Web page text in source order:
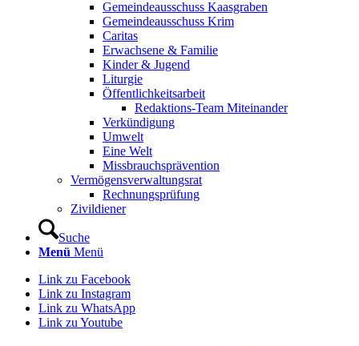
Gemeindeausschuss Kaasgraben
Gemeindeausschuss Krim
Caritas
Erwachsene & Familie
Kinder & Jugend
Liturgie
Öffentlichkeitsarbeit
Redaktions-Team Miteinander
Verkündigung
Umwelt
Eine Welt
Missbrauchsprävention
Vermögensverwaltungsrat
Rechnungsprüfung
Zivildiener
Suche
Menü Menü
Link zu Facebook
Link zu Instagram
Link zu WhatsApp
Link zu Youtube